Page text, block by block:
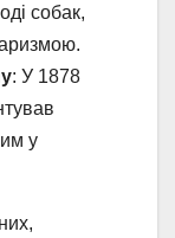
собак,
: У 1878
у